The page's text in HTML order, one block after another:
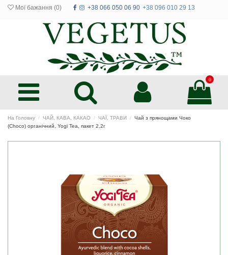
Мої бажання (0) +38 066 050 06 90 +38 096 010 29 13
0
На Головну ЧАЙ, КАВА, КАКАО ЧАЇ, ТРАВИ
Чай з прянощами Чоко
(Choco) органічний, Yogi Tea, пакет 2,2г